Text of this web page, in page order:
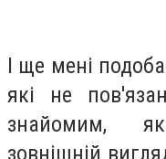
І ще мені
які не
знайомим,
зовнішній